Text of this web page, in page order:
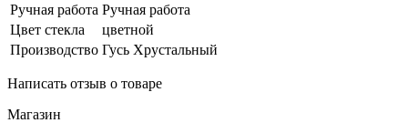
Ручная работа Ручная работа
Цвет стекла
цветной
Производство Гусь Хрустальный
Написать отзыв о товаре
Магазин